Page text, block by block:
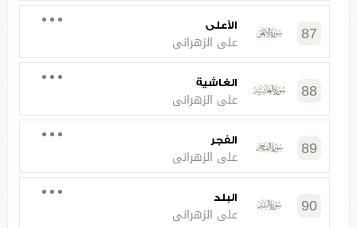
87 الأعلى
علي الزهراني
88 الغاشية
علي الزهراني
89 الفجر
علي الزهراني
90 البلد
علي الزهراني